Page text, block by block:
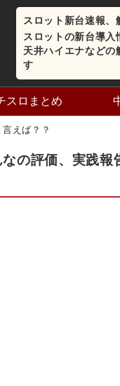
スロット新台速報、
スロットの新台導入
天井ハイエナなどの
す
スロまとめ
えば？？
の評価、実践報